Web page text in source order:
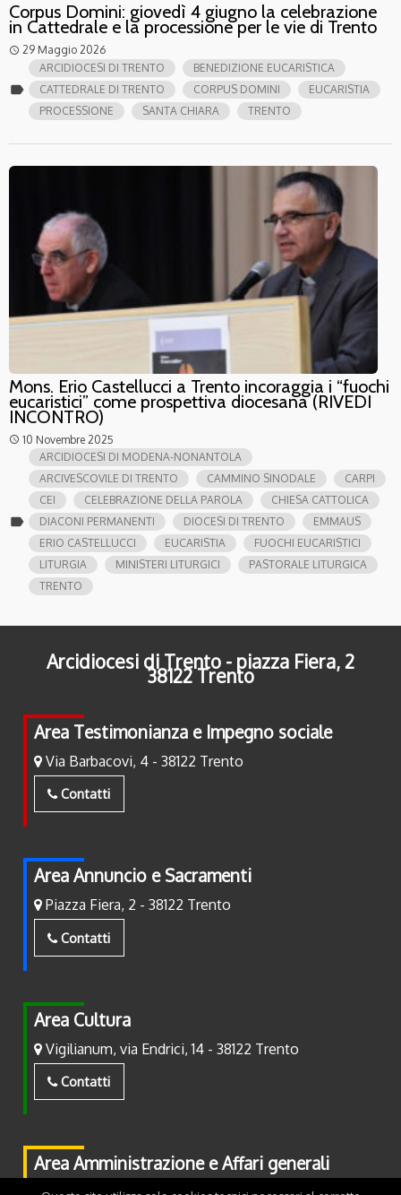
Corpus Domini: giovedì 4 giugno la celebrazione
in Cattedrale e la processione per le vie di Trento
access_time 29 Maggio 2026
label
ARCIDIOCESI DI TRENTO
BENEDIZIONE EUCARISTICA
CATTEDRALE DI TRENTO
CORPUS DOMINI
EUCARISTIA
PROCESSIONE
SANTA CHIARA TRENTO
Mons. Erio Castellucci a Trento incoraggia i “fuochi
eucaristici” come prospettiva diocesana (RIVEDI
INCONTRO)
access_time 10 Novembre 2025
label
ARCIDIOCESI DI MODENA-NONANTOLA
ARCIVESCOVILE DI TRENTO
CAMMINO SINODALE
CARPI
CEI
CELEBRAZIONE DELLA PAROLA
CHIESA CATTOLICA
DIACONI PERMANENTI
DIOCESI DI TRENTO
EMMAUS
ERIO CASTELLUCCI
EUCARISTIA
FUOCHI EUCARISTICI
LITURGIA
MINISTERI LITURGICI
PASTORALE LITURGICA
TRENTO
Arcidiocesi di Trento - piazza Fiera, 2
38122 Trento
Area Testimonianza e Impegno sociale
Via Barbacovi, 4 - 38122 Trento
Contatti
Area Annuncio e Sacramenti
Piazza Fiera, 2 - 38122 Trento
Contatti
Area Cultura
Vigilianum, via Endrici, 14 - 38122 Trento
Contatti
Area Amministrazione e Affari generali